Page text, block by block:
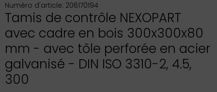
Numéro d'article: 206170194
Tamis de contrôle NEXOPART
avec cadre en bois 300x300x80
mm - avec tôle perforée en acier
galvanisé - DIN ISO 3310-2, 4.5,
300